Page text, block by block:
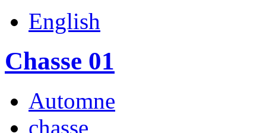
English
Chasse 01
Automne
chasse